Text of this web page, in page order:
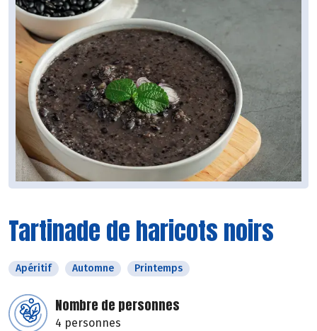
Tartinade de haricots noirs
Apéritif Automne Printemps
Nombre de personnes
4 personnes